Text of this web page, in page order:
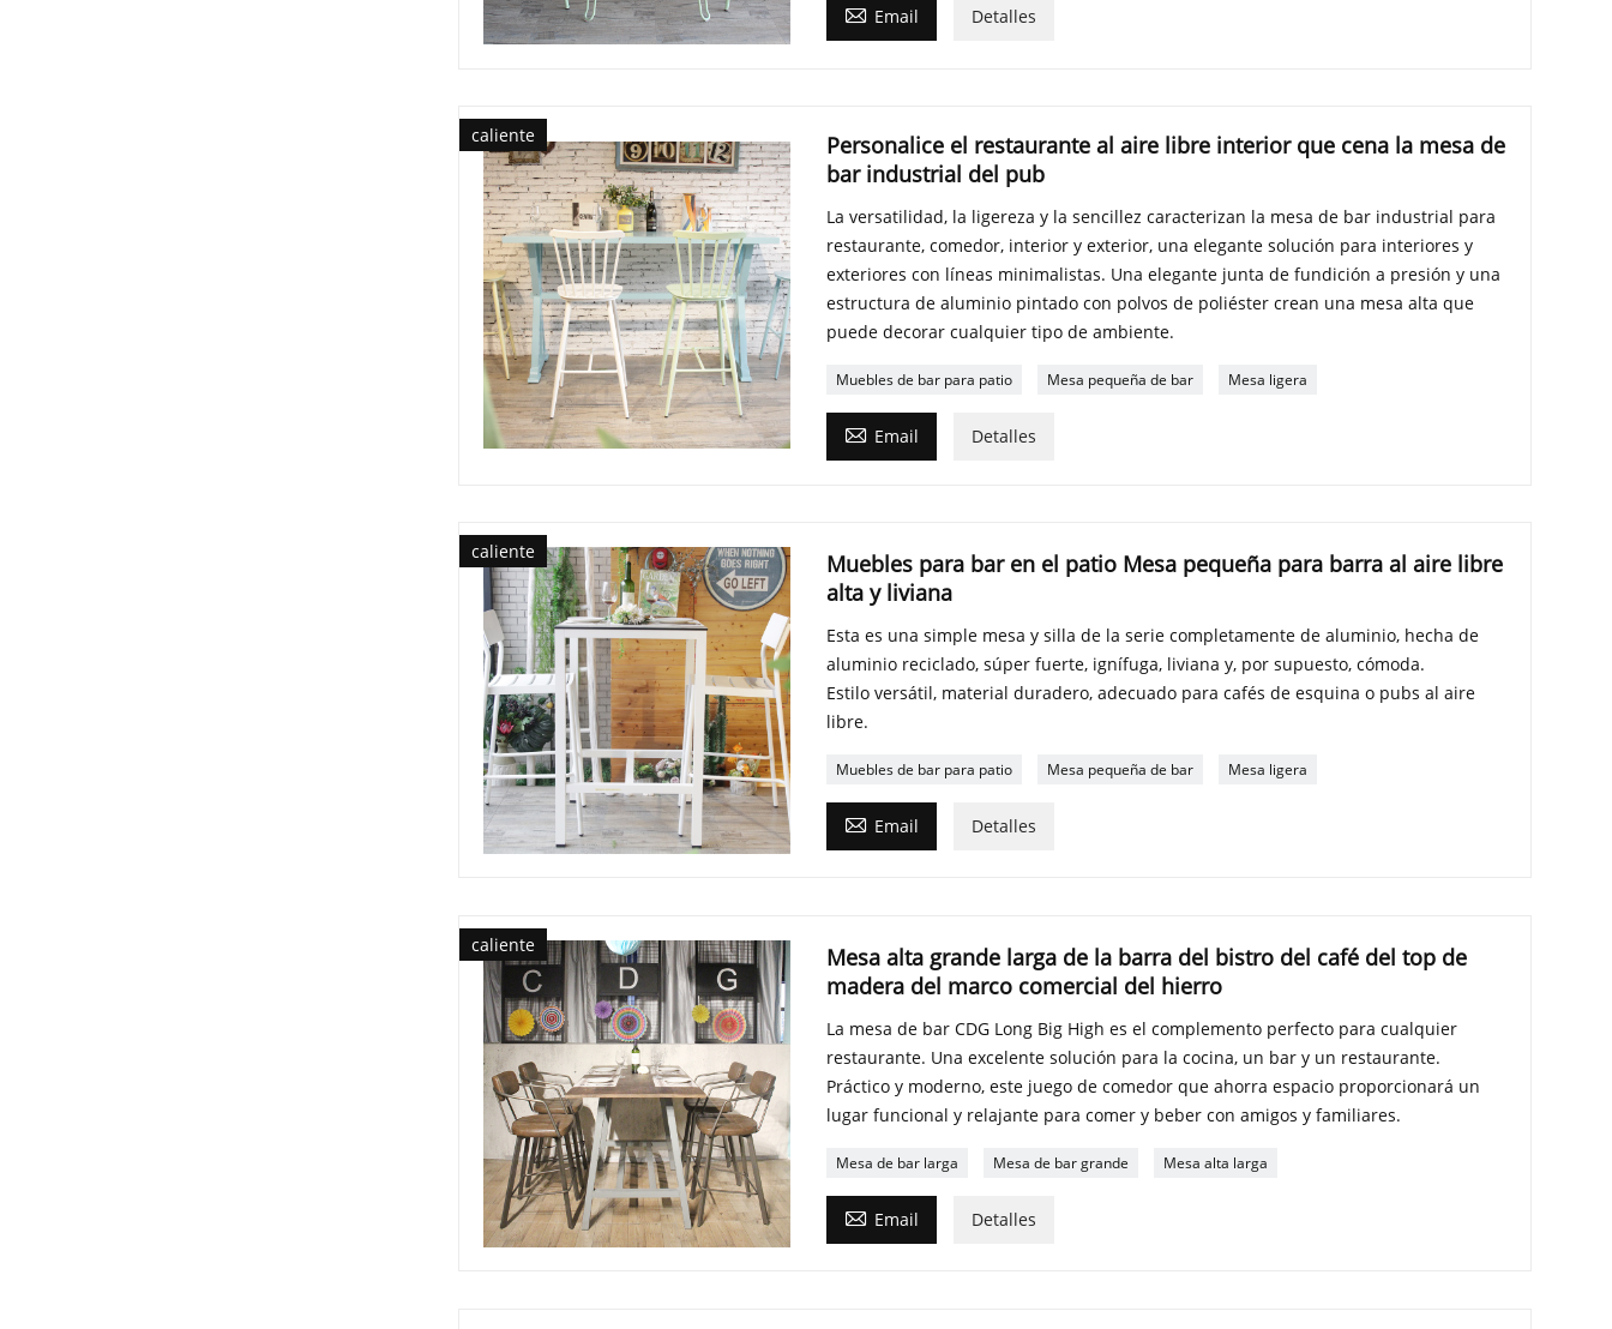
 Email Detalles
caliente
Personalice el restaurante al aire libre interior que cena la mesa de
bar industrial del pub
La versatilidad, la ligereza y la sencillez caracterizan la mesa de bar industrial para
restaurante, comedor, interior y exterior, una elegante solución para interiores y
exteriores con líneas minimalistas. Una elegante junta de fundición a presión y una
estructura de aluminio pintado con polvos de poliéster crean una mesa alta que
puede decorar cualquier tipo de ambiente.
Muebles de bar para patio Mesa pequeña de bar Mesa ligera
 Email Detalles
caliente
Muebles para bar en el patio Mesa pequeña para barra al aire libre
alta y liviana
Esta es una simple mesa y silla de la serie completamente de aluminio, hecha de
aluminio reciclado, súper fuerte, ignífuga, liviana y, por supuesto, cómoda.
Estilo versátil, material duradero, adecuado para cafés de esquina o pubs al aire
libre.
Muebles de bar para patio Mesa pequeña de bar Mesa ligera
 Email Detalles
caliente
Mesa alta grande larga de la barra del bistro del café del top de
madera del marco comercial del hierro
La mesa de bar CDG Long Big High es el complemento perfecto para cualquier
restaurante. Una excelente solución para la cocina, un bar y un restaurante.
Práctico y moderno, este juego de comedor que ahorra espacio proporcionará un
lugar funcional y relajante para comer y beber con amigos y familiares.
Mesa de bar larga Mesa de bar grande Mesa alta larga
 Email Detalles